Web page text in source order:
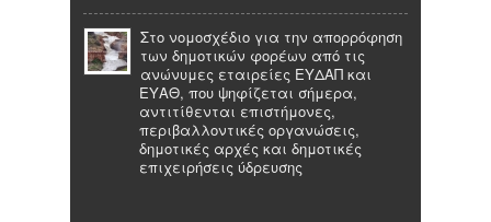
Στο νομοσχέδιο για την απορρόφηση
των δημοτικών φορέων από τις
ανώνυμες εταιρείες ΕΥΔΑΠ και
ΕΥΑΘ, που ψηφίζεται σήμερα,
αντιτίθενται επιστήμονες,
περιβαλλοντικές οργανώσεις,
δημοτικές αρχές και δημοτικές
επιχειρήσεις ύδρευσης